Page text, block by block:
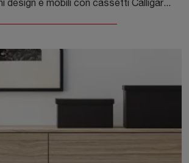
Scopri Comodini design e mobili con cassetti Calligaris! Il modello Lake costruito in legno è il miglior acquisto.